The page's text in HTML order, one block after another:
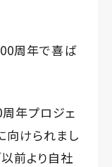
周年で喜ば
年プロジェ
向けられまし
前より自社